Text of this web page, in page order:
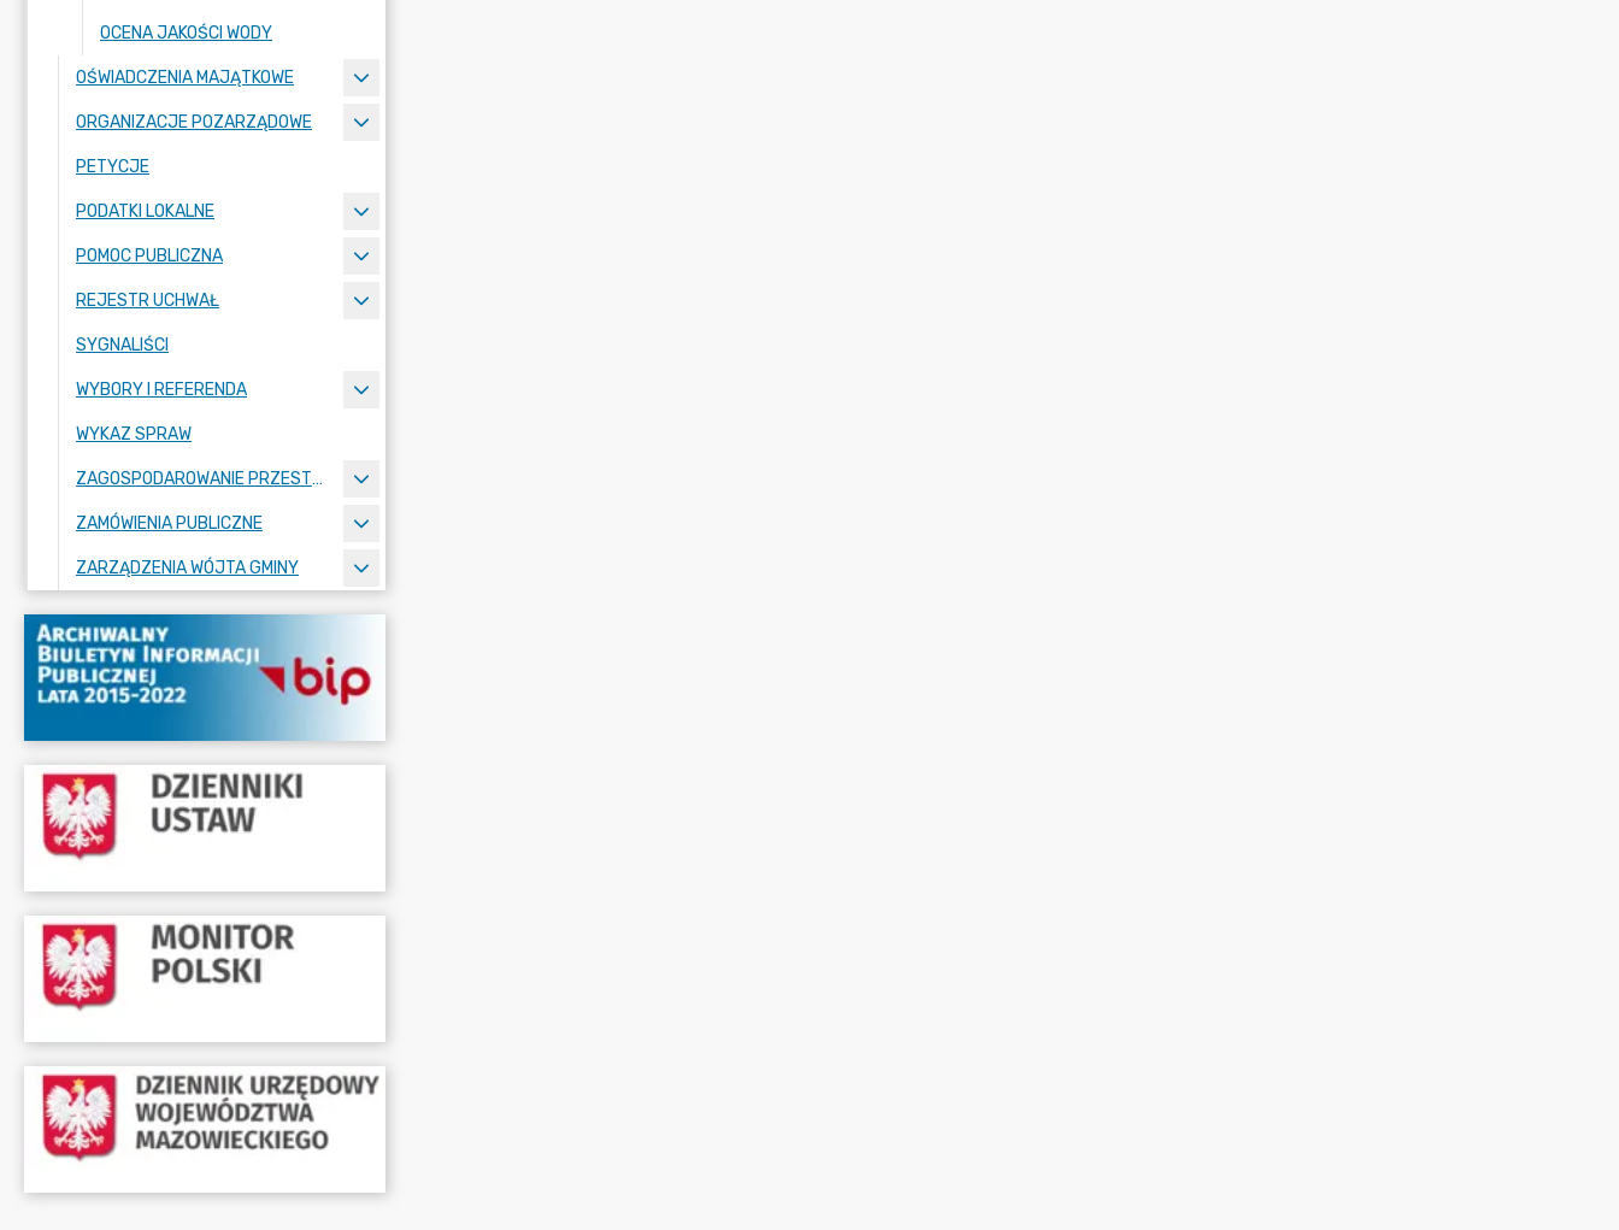
OCENA JAKOŚCI WODY
OŚWIADCZENIA MAJĄTKOWE
ORGANIZACJE POZARZĄDOWE
PETYCJE
PODATKI LOKALNE
POMOC PUBLICZNA
REJESTR UCHWAŁ
SYGNALIŚCI
WYBORY I REFERENDA
WYKAZ SPRAW
ZAGOSPODAROWANIE PRZESTRZENNE
ZAMÓWIENIA PUBLICZNE
ZARZĄDZENIA WÓJTA GMINY